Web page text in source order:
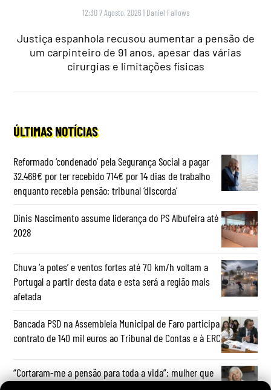
12:30 7 Agosto, 2026 | Daniel Fallows
Justiça espanhola recusou aumentar a pensão de
um carpinteiro de 91 anos, apesar das várias
cirurgias e limitações físicas
ÚLTIMAS NOTÍCIAS
Reformado ‘condenado’ pela Segurança Social a pagar
32.468€ por ter recebido 714€ por 14 dias de trabalho
enquanto recebia pensão: tribunal ‘discorda’
Dinis Nascimento assume liderança do PS Albufeira até
2028
Chuva ‘a potes’ e ventos fortes até 70 km/h voltam a
Portugal a partir desta data e esta será a região mais
afetada
Bancada PSD na Assembleia Municipal de Faro participa
contrato de 140 mil euros ao Tribunal de Contas e à ERC
“Cortaram-me a pensão para toda a vida”: mulher que